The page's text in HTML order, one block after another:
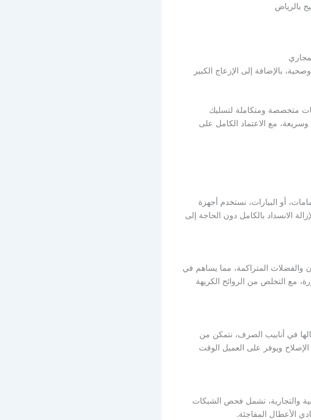
بالرياض
بالإضافة إلى الإزعاج الكبير
متخصصة ومتكاملة لتسليك
مع الاعتماد الكامل على
أو البيارات، نستخدم أجهزة
الانسداد بالكامل دون الحاجة إلى
والفضلات المتراكمة، مما يساهم في
مع التخلص من الروائح الكريهة
في أنابيب الصرف، نتمكن من
ويوفر على العميل الوقت
والتجارية، تشمل فحص الشبكات
الأعطال المفاجئة.